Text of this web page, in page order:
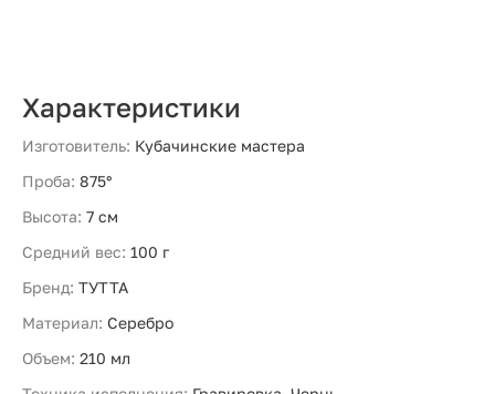
Характеристики
Изготовитель: Кубачинские мастера
Проба: 875°
Высота: 7 см
Средний вес: 100 г
Бренд: ТУТТА
Материал: Серебро
Объем: 210 мл